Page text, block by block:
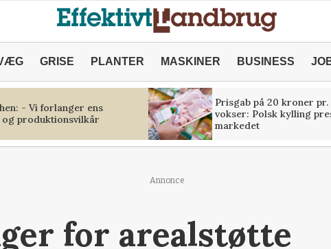
GRISE PLANTER MASKINER BUSINESS
- Vi forlanger ens
produktionsvilkår
Prisgab på 20 kroner pr.
vokser: Polsk kylling
markedet
Annonce
for arealstøtte